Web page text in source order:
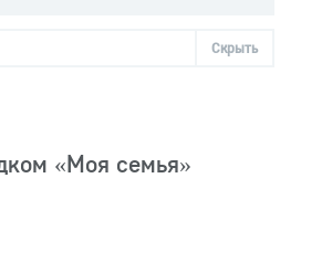
Скрыть
«Моя семья»